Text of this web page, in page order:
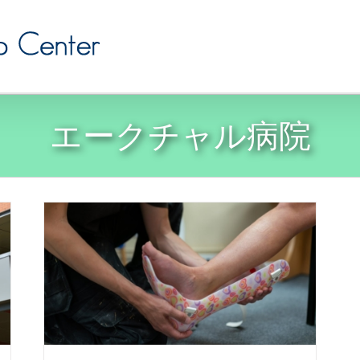
エークチャル病院